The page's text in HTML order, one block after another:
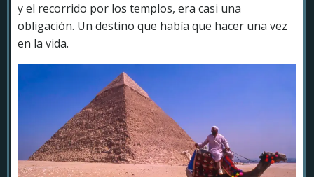
y el recorrido por los templos, era casi una
obligación. Un destino que había que hacer una vez
en la vida.